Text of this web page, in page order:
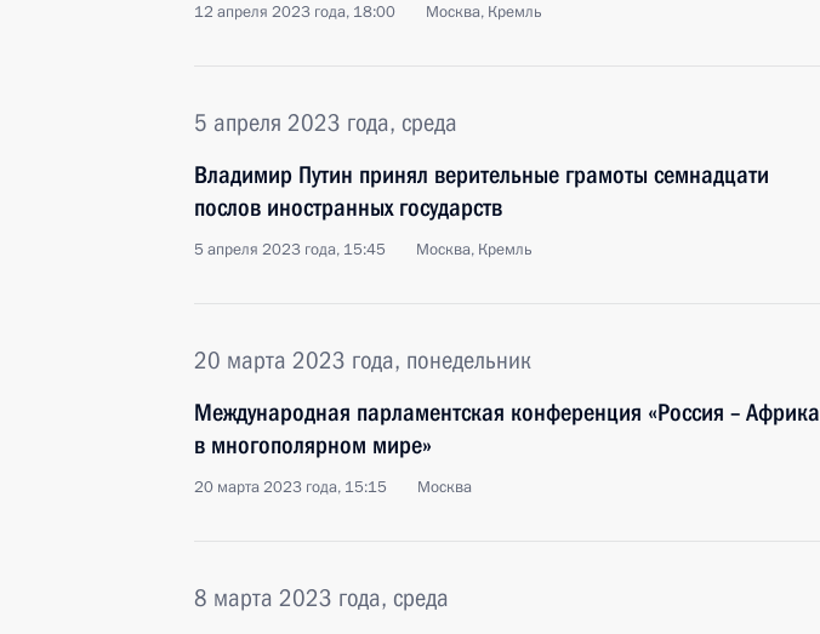
12 апреля 2023 года, 18:00 Москва, Кремль
5 апреля 2023 года, среда
Владимир Путин принял верительные грамоты семнадцати
послов иностранных государств
5 апреля 2023 года, 15:45 Москва, Кремль
20 марта 2023 года, понедельник
Международная парламентская конференция «Россия – Африка
в многополярном мире»
20 марта 2023 года, 15:15 Москва
8 марта 2023 года, среда